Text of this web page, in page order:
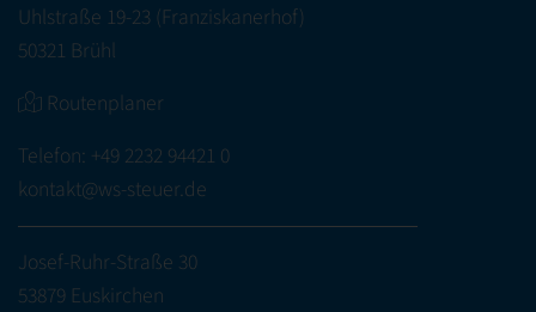
Uhlstraße 19-23 (Franziskanerhof)
50321 Brühl
Routenplaner
Telefon: +49 2232 94421 0
kontakt@ws-steuer.de
Josef-Ruhr-Straße 30
53879 Euskirchen